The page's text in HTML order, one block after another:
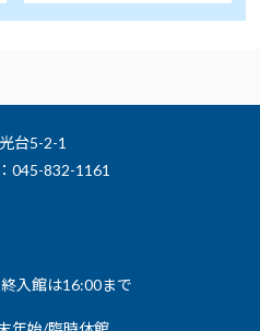
台5-2-1
045-832-1161
入館は16:00まで